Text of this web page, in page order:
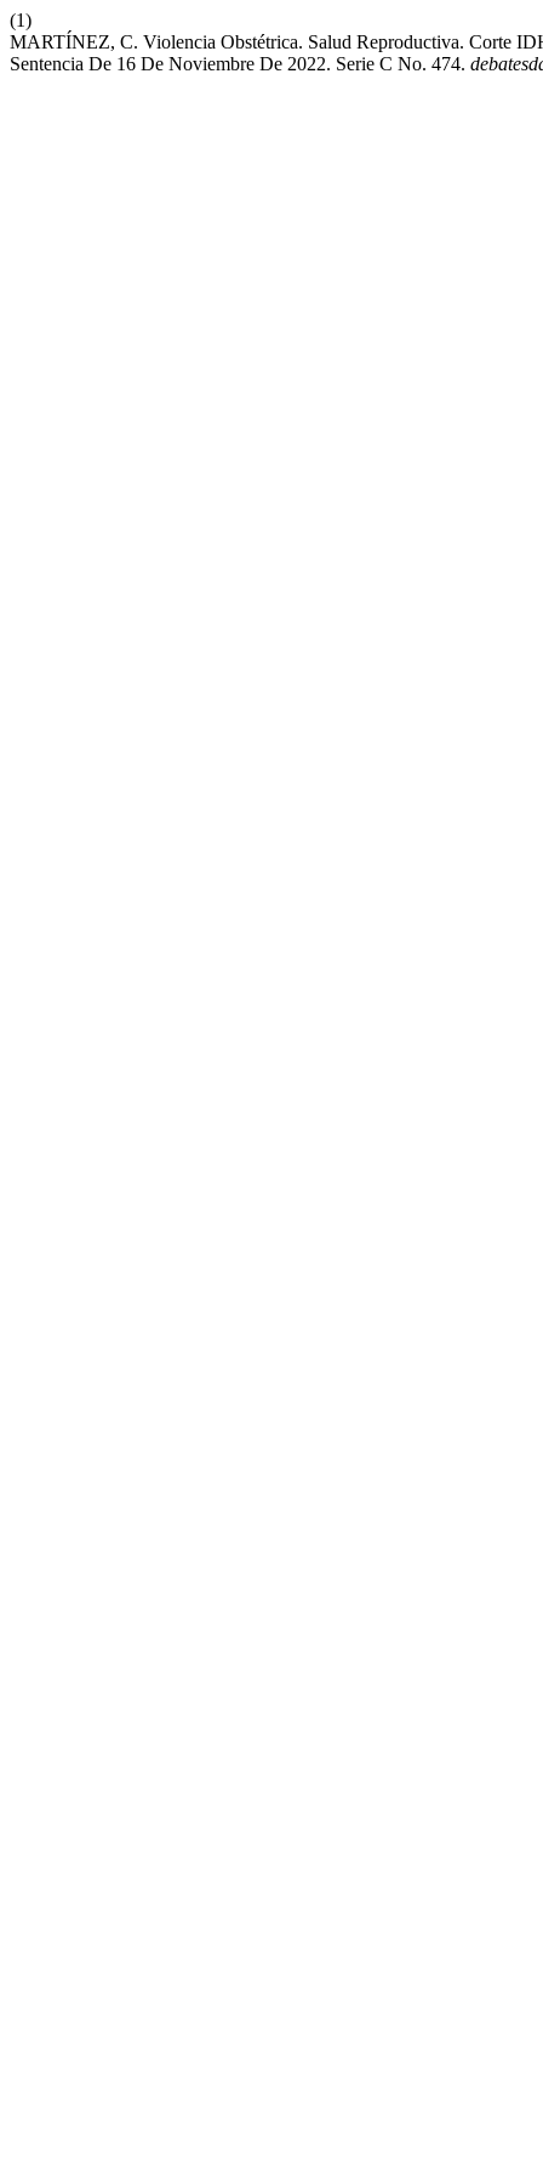
(1)
MARTÍNEZ, C. Violencia Obstétrica. Salud Reproductiva. Corte
Sentencia De 16 De Noviembre De 2022. Serie C No. 474.